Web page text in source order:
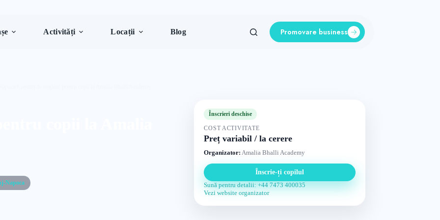
Activități Locații Blog Promovare business
Napoca
Înscrieri deschise
COST ACTIVITATE
Preț variabil / la cerere
Organizator: Amalia Bhalli Academy
Înscrie-ți copilul
Sună pentru detalii: +44 7473 400035
Vezi website organizator